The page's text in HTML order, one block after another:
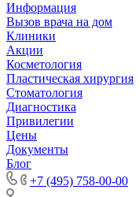
Информация
Вызов врача на дом
Клиники
Акции
Косметология
Пластическая хирургия
Стоматология
Диагностика
Привилегии
Цены
Документы
Блог
+7 (495) 758-00-00